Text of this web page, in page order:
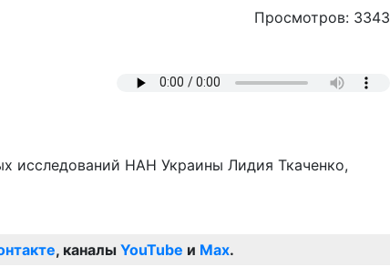
Просмотров: 3343
исследований НАН Украины Лидия Ткаченко,
, каналы YouTube и Max.